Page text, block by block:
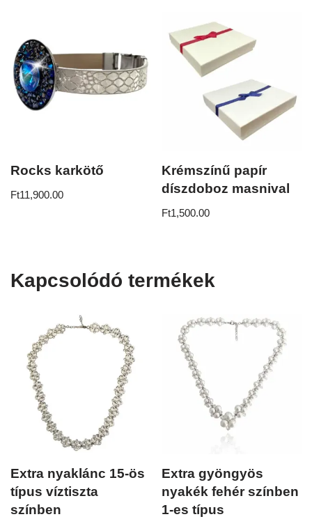
Rocks karkötő
Ft11,900.00
Krémszínű papír
díszdoboz masnival
Ft1,500.00
Kapcsolódó termékek
Extra nyaklánc 15-ös
típus víztiszta
színben
Extra gyöngyös
nyakék fehér színben
1-es típus